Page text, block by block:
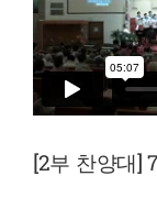
[2부 찬양대]